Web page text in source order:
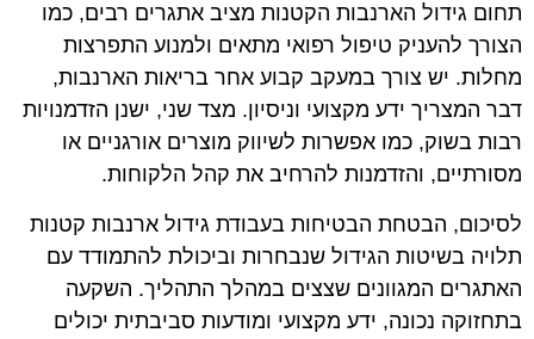
תחום גידול הארנבות הקטנות מציב אתגרים רבים, כמו
הצורך להעניק טיפול רפואי מתאים ולמנוע התפרצות
מחלות. יש צורך במעקב קבוע אחר בריאות הארנבות,
דבר המצריך ידע מקצועי וניסיון. מצד שני, ישנן הזדמנויות
רבות בשוק, כמו אפשרות לשיווק מוצרים אורגניים או
מסורתיים, והזדמנות להרחיב את קהל הלקוחות.
לסיכום, הבטחת הבטיחות בעבודת גידול ארנבות קטנות
תלויה בשיטות הגידול שנבחרות וביכולת להתמודד עם
האתגרים המגוונים שצצים במהלך התהליך. השקעה
בתחזוקה נכונה, ידע מקצועי ומודעות סביבתית יכולים